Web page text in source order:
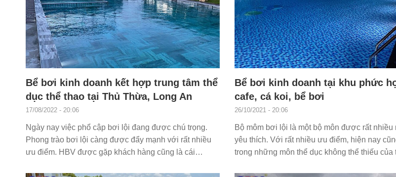
Bể bơi kinh doanh kết hợp trung tâm thể
dục thể thao tại Thủ Thừa, Long An
17/08/2022 - 20:06
Ngày nay việc phổ cập bơi lội đang được chú trọng.
Phong trào bơi lội càng được đẩy mạnh với rất nhiều
ưu điểm. HBV được gặp khách hàng cũng là cái
Bể bơi kinh doanh tại khu phức
cafe, cá koi, bể bơi
26/10/2021 - 20:06
Bộ môm bơi lội là một bộ môn được rất
yêu thích. Với rất nhiều ưu điểm, hiện nay
trong những môn thể dục không thể thiếu của